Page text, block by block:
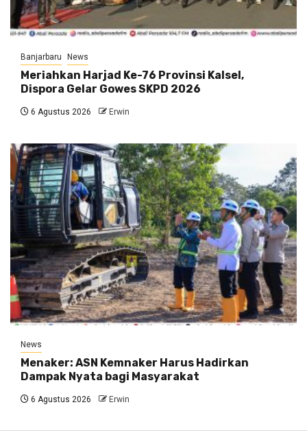
Banjarbaru News
Meriahkan Harjad Ke-76 Provinsi Kalsel,
Dispora Gelar Gowes SKPD 2026
6 Agustus 2026 Erwin
News
Menaker: ASN Kemnaker Harus Hadirkan
Dampak Nyata bagi Masyarakat
6 Agustus 2026 Erwin